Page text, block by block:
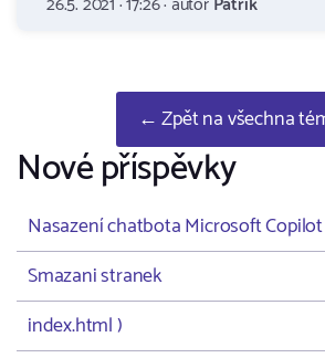
← Zpět na všechna
Nové příspěvky
Nasazení chatbota Microsoft
Smazani stranek
index.html )